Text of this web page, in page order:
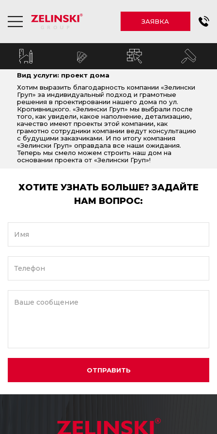
ЗАЯВКА
Вид услуги: проект дома
Хотим выразить благодарность компании «Зелински
Груп» за индивидуальный подход и грамотные
решения в проектировании нашего дома по ул.
Кропивницкого. «Зелински Груп» мы выбрали после
того, как увидели, какое наполнение, детализацию,
качество имеют проекты этой компании, как
грамотно сотрудники компании ведут консультацию
с будущими заказчиками. И по итогу компания
«Зелински Груп» оправдала все наши ожидания.
Теперь мы смело можем строить наш дом на
основании проекта от «Зелински Груп»!
ХОТИТЕ УЗНАТЬ БОЛЬШЕ? ЗАДАЙТЕ
НАМ ВОПРОС:
Имя
Телефон
Ваше сообщение
ОТПРАВИТЬ